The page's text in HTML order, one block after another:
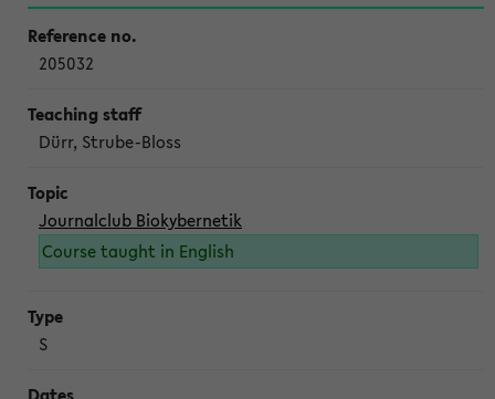
205032
Dürr, Strube-Bloss
Journalclub Biokybernetik
Course taught in English
S